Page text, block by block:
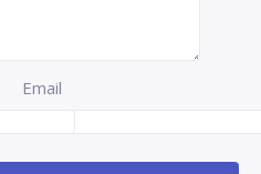
Email